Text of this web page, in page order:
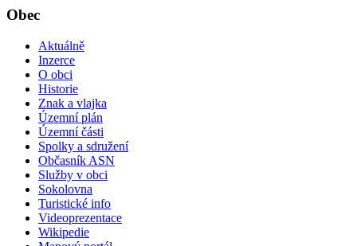
Obec
Aktuálně
Inzerce
O obci
Historie
Znak a vlajka
Územní plán
Územní části
Spolky a sdružení
Občasník ASN
Služby v obci
Sokolovna
Turistické info
Videoprezentace
Wikipedie